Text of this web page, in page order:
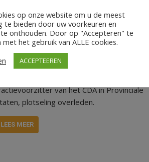
van het CDA in Provinciale
plotseling overleden.
LEES MEER
op onze website om u de meest
te bieden door uw voorkeuren en
onthouden. Door op "Accepteren" te
het gebruik van ALLE cookies.
ACCEPTEEREN